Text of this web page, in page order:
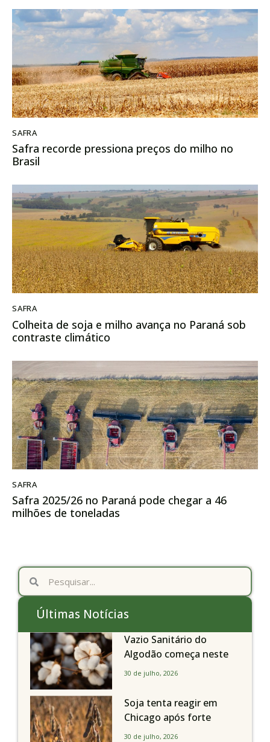
SAFRA
Safra recorde pressiona preços do milho no
Brasil
SAFRA
Colheita de soja e milho avança no Paraná sob
contraste climático
SAFRA
Safra 2025/26 no Paraná pode chegar a 46
milhões de toneladas
Últimas Notícias
Vazio Sanitário do
Algodão começa neste
sábado, dia 1º de agosto,
Paulo
30 de julho, 2026
Soja tenta reagir em
Chicago após forte
liquidação; portos
30 de julho, 2026